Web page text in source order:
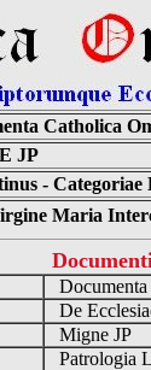
Catholica
JP
- Categoriae
Maria
Documenta
De
Migne JP
Patrologia